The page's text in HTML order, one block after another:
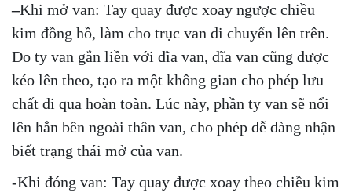
–Khi mở van: Tay quay được xoay ngược chiều
kim đồng hồ, làm cho trục van di chuyển lên trên.
Do ty van gắn liền với đĩa van, đĩa van cũng được
kéo lên theo, tạo ra một không gian cho phép lưu
chất đi qua hoàn toàn. Lúc này, phần ty van sẽ nổi
lên hẳn bên ngoài thân van, cho phép dễ dàng nhận
biết trạng thái mở của van.
-Khi đóng van: Tay quay được xoay theo chiều kim